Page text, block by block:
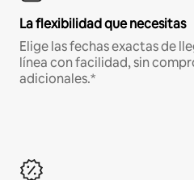
La flexibilidad que necesitas
Elige las fechas exactas de
línea con facilidad, sin
adicionales.*